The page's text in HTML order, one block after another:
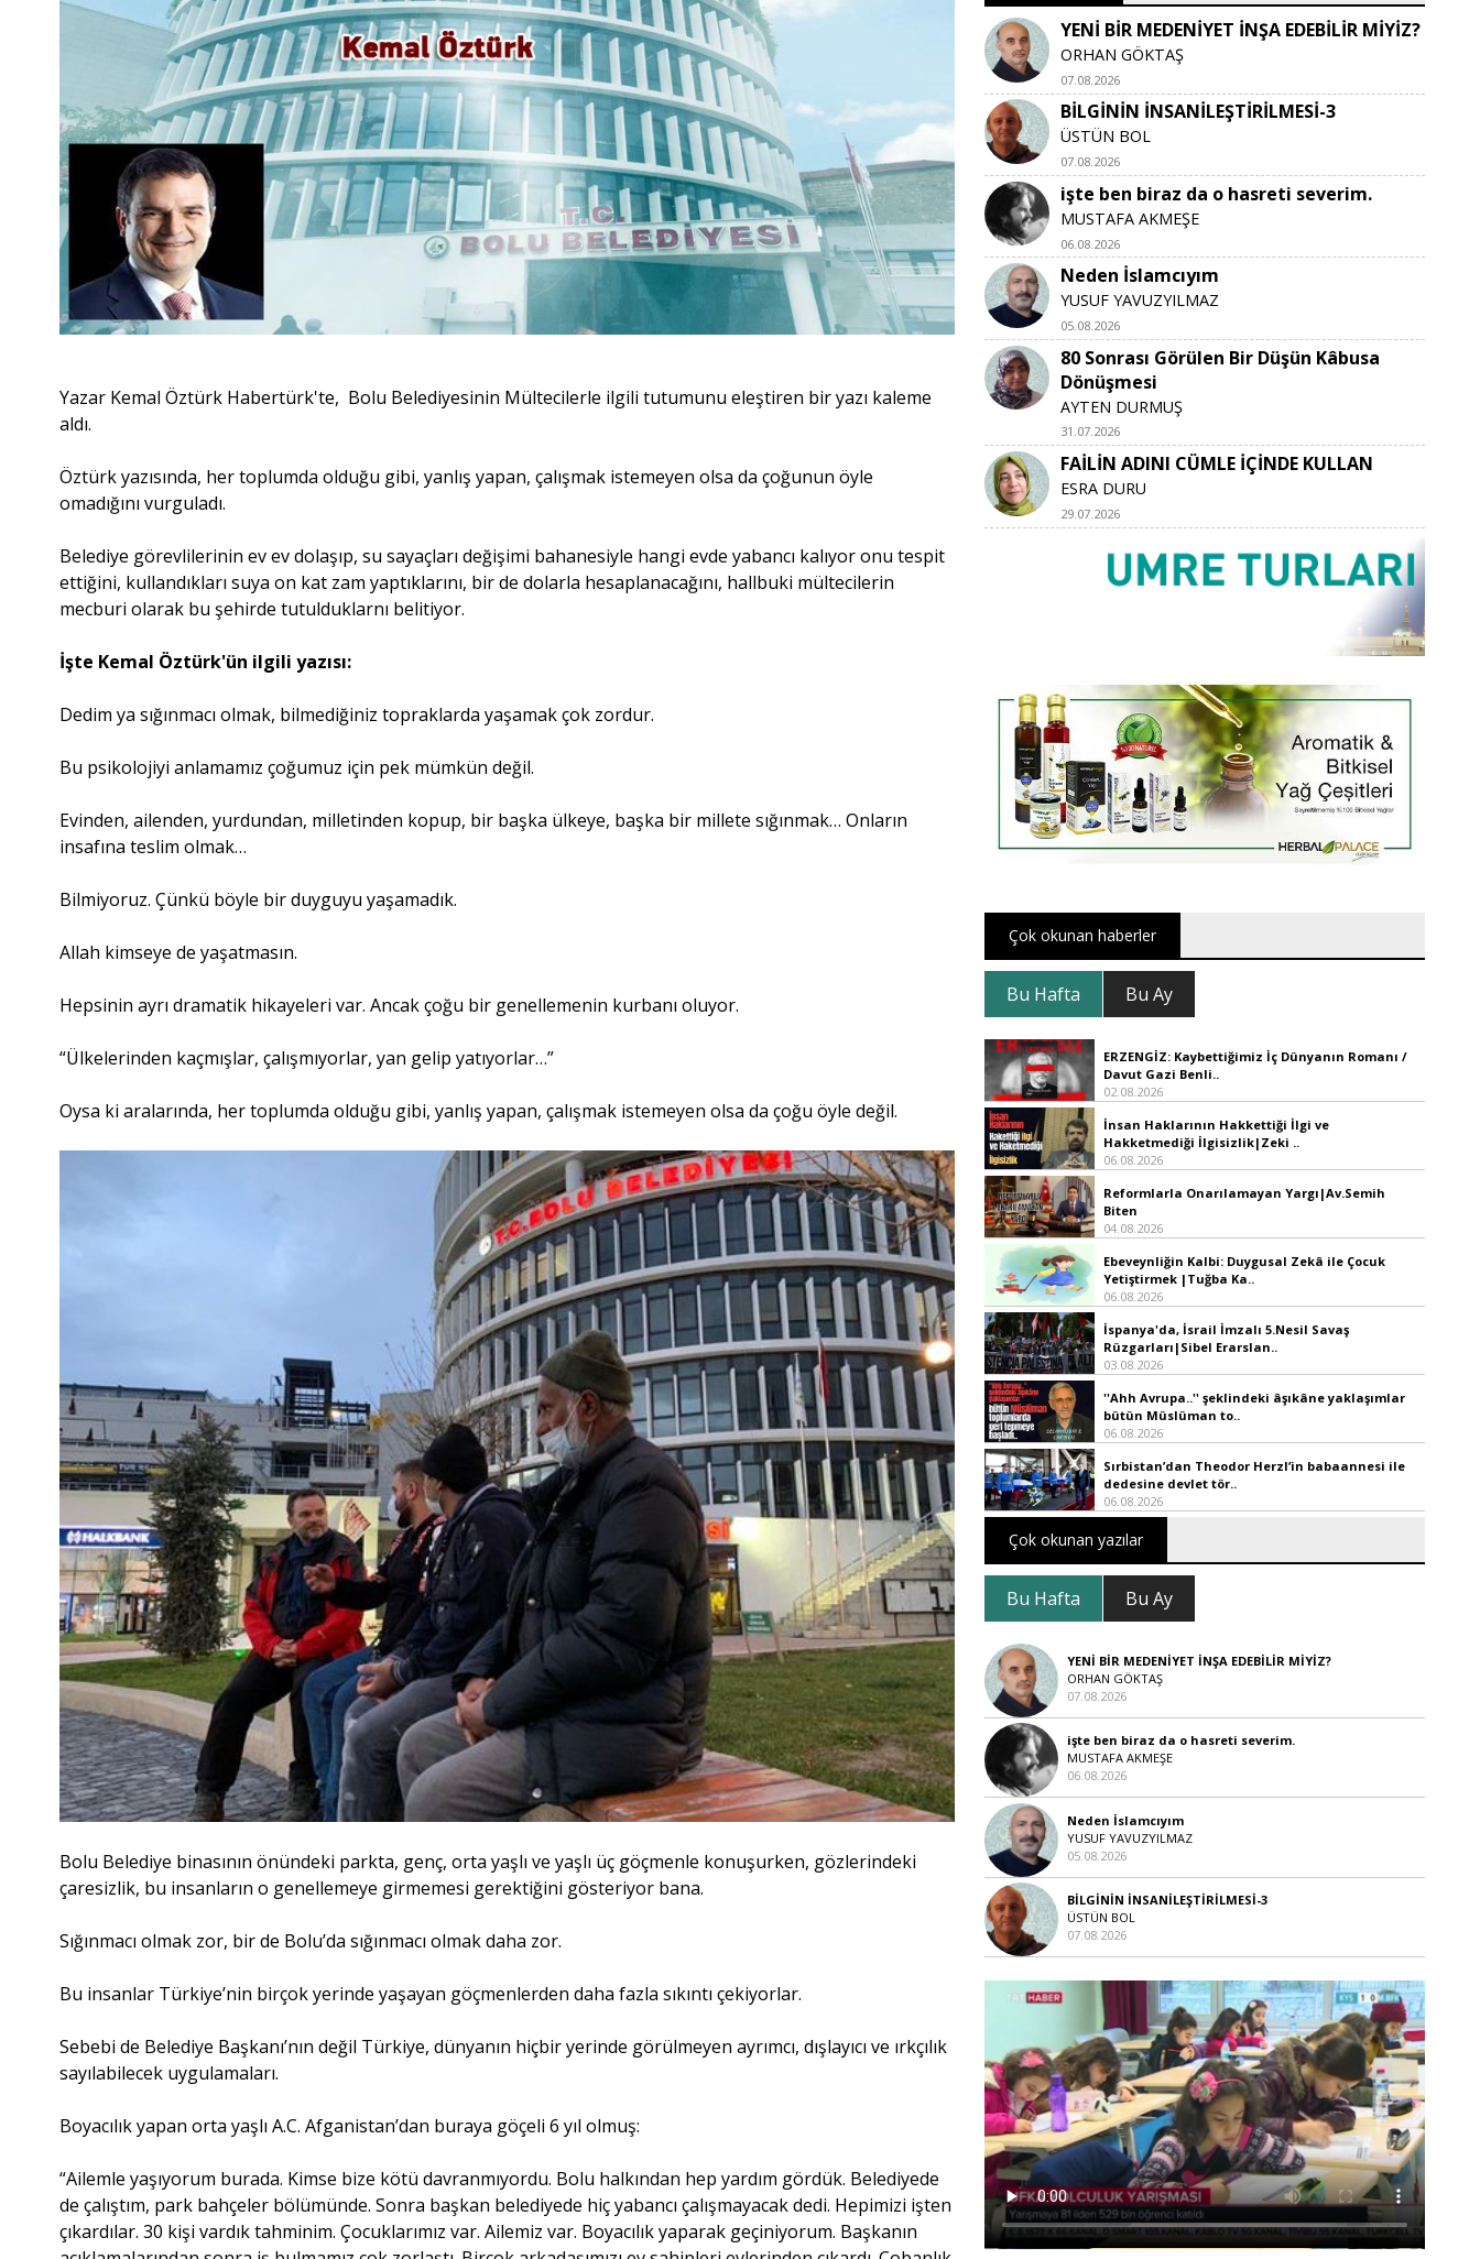
Yazar Kemal Öztürk Habertürk'te, Bolu Belediyesinin Mültecilerle ilgili tutumunu eleştiren bir yazı kaleme
aldı.
Öztürk yazısında, her toplumda olduğu gibi, yanlış yapan, çalışmak istemeyen olsa da çoğunun öyle
omadığını vurguladı.
Belediye görevlilerinin ev ev dolaşıp, su sayaçları değişimi bahanesiyle hangi evde yabancı kalıyor onu tespit
ettiğini, kullandıkları suya on kat zam yaptıklarını, bir de dolarla hesaplanacağını, hallbuki mültecilerin
mecburi olarak bu şehirde tutulduklarnı belitiyor.
İşte Kemal Öztürk'ün ilgili yazısı:
Dedim ya sığınmacı olmak, bilmediğiniz topraklarda yaşamak çok zordur.
Bu psikolojiyi anlamamız çoğumuz için pek mümkün değil.
Evinden, ailenden, yurdundan, milletinden kopup, bir başka ülkeye, başka bir millete sığınmak… Onların
insafına teslim olmak…
Bilmiyoruz. Çünkü böyle bir duyguyu yaşamadık.
Allah kimseye de yaşatmasın.
Hepsinin ayrı dramatik hikayeleri var. Ancak çoğu bir genellemenin kurbanı oluyor.
“Ülkelerinden kaçmışlar, çalışmıyorlar, yan gelip yatıyorlar…”
Oysa ki aralarında, her toplumda olduğu gibi, yanlış yapan, çalışmak istemeyen olsa da çoğu öyle değil.
Bolu Belediye binasının önündeki parkta, genç, orta yaşlı ve yaşlı üç göçmenle konuşurken, gözlerindeki
çaresizlik, bu insanların o genellemeye girmemesi gerektiğini gösteriyor bana.
Sığınmacı olmak zor, bir de Bolu’da sığınmacı olmak daha zor.
Bu insanlar Türkiye’nin birçok yerinde yaşayan göçmenlerden daha fazla sıkıntı çekiyorlar.
Sebebi de Belediye Başkanı’nın değil Türkiye, dünyanın hiçbir yerinde görülmeyen ayrımcı, dışlayıcı ve ırkçılık
sayılabilecek uygulamaları.
Boyacılık yapan orta yaşlı A.C. Afganistan’dan buraya göçeli 6 yıl olmuş:
“Ailemle yaşıyorum burada. Kimse bize kötü davranmıyordu. Bolu halkından hep yardım gördük. Belediyede
de çalıştım, park bahçeler bölümünde. Sonra başkan belediyede hiç yabancı çalışmayacak dedi. Hepimizi işten
çıkardılar. 30 kişi vardık tahminim. Çocuklarımız var. Ailemiz var. Boyacılık yaparak geçiniyorum. Başkanın
YENİ BİR MEDENİYET İNŞA EDEBİLİR MİYİZ?
ORHAN GÖKTAŞ
07.08.2026
BİLGİNİN İNSANİLEŞTİRİLMESİ-3
ÜSTÜN BOL
07.08.2026
işte ben biraz da o hasreti severim.
MUSTAFA AKMEŞE
06.08.2026
Neden İslamcıyım
YUSUF YAVUZYILMAZ
05.08.2026
80 Sonrası Görülen Bir Düşün Kâbusa
Dönüşmesi
AYTEN DURMUŞ
31.07.2026
FAİLİN ADINI CÜMLE İÇİNDE KULLAN
ESRA DURU
29.07.2026
Çok okunan haberler
Bu Hafta Bu Ay
ERZENGİZ: Kaybettiğimiz İç Dünyanın Romanı /
Davut Gazi Benli..
02.08.2026
İnsan Haklarının Hakkettiği İlgi ve
Hakketmediği İlgisizlik|Zeki ..
06.08.2026
Reformlarla Onarılamayan Yargı|Av.Semih
Biten
04.08.2026
Ebeveynliğin Kalbi: Duygusal Zekâ ile Çocuk
Yetiştirmek |Tuğba Ka..
06.08.2026
İspanya'da, İsrail İmzalı 5.Nesil Savaş
Rüzgarları|Sibel Erarslan..
03.08.2026
''Ahh Avrupa..'' şeklindeki âşıkâne yaklaşımlar
bütün Müslüman to..
06.08.2026
Sırbistan’dan Theodor Herzl’in babaannesi ile
dedesine devlet tör..
06.08.2026
Çok okunan yazılar
Bu Hafta Bu Ay
YENİ BİR MEDENİYET İNŞA EDEBİLİR MİYİZ?
ORHAN GÖKTAŞ
07.08.2026
işte ben biraz da o hasreti severim.
MUSTAFA AKMEŞE
06.08.2026
Neden İslamcıyım
YUSUF YAVUZYILMAZ
05.08.2026
BİLGİNİN İNSANİLEŞTİRİLMESİ-3
ÜSTÜN BOL
07.08.2026